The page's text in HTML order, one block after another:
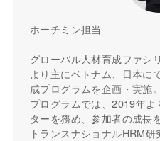
ホーチミン担当
グローバル人材育成ファシ
より主にベトナム、日本に
成プログラムを企画・実施
プログラムでは、2019年
ターを務め、参加者の成長
トランスナショナルHRM研